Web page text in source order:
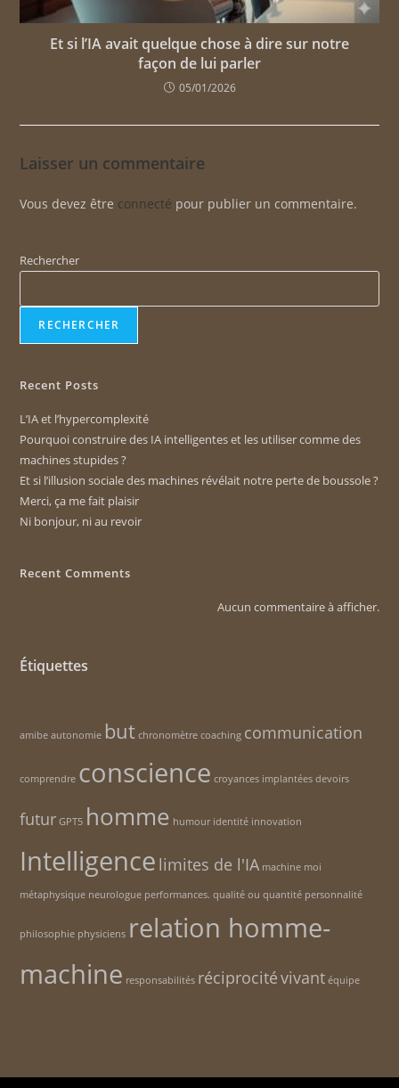
Et si l’IA avait quelque chose à dire sur notre
façon de lui parler
05/01/2026
Laisser un commentaire
Vous devez être connecté pour publier un commentaire.
Rechercher
RECHERCHER
Recent Posts
L’IA et l’hypercomplexité
Pourquoi construire des IA intelligentes et les utiliser comme des
machines stupides ?
Et si l’illusion sociale des machines révélait notre perte de boussole ?
Merci, ça me fait plaisir
Ni bonjour, ni au revoir
Recent Comments
Aucun commentaire à afficher.
Étiquettes
amibe autonomie but chronomètre coaching communication
comprendre conscience croyances implantées devoirs
futur GPT5 homme humour identité innovation
Intelligence limites de l'IA machine moi
métaphysique neurologue performances. qualité ou quantité personnalité
philosophie physiciens relation homme-
machine responsabilités réciprocitévivant équipe